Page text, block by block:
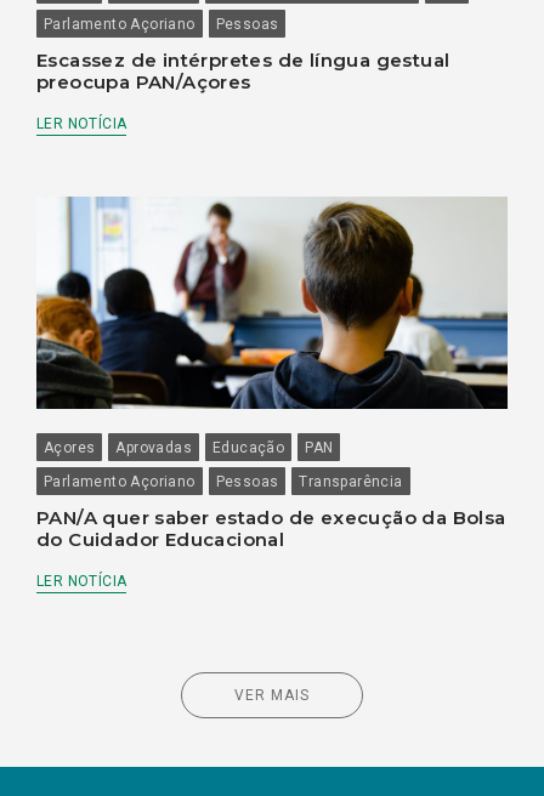
Parlamento Açoriano
Pessoas
Escassez de intérpretes de língua gestual
preocupa PAN/Açores
LER NOTÍCIA
Açores Aprovadas Educação
PAN
Parlamento Açoriano
Pessoas Transparência
PAN/A quer saber estado de execução da Bolsa
do Cuidador Educacional
LER NOTÍCIA
VER MAIS